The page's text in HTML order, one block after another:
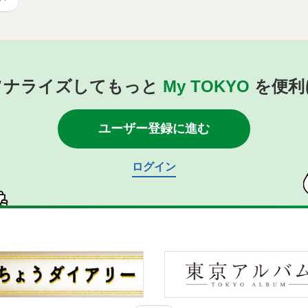
ライズしてもっと My TOKYO を便
ユーザー登録に進む
ログイン